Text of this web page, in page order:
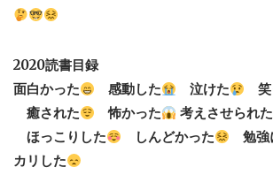
2020読書目録
面白かった
感動した 泣けた 笑
癒された
怖かった 考えさせられた
ほっこりした
しんどかった 勉強
カリした